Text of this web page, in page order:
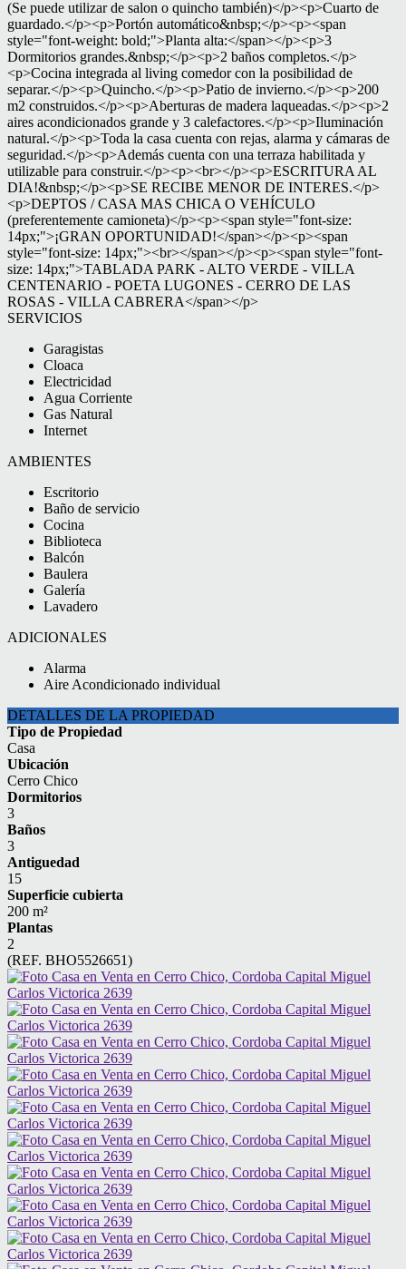
(Se puede utilizar de salon o quincho también)</p><p>Cuarto de
guardado.</p><p>Portón automático&nbsp;</p><p><span
style="font-weight: bold;">Planta alta:</span></p><p>3
Dormitorios grandes.&nbsp;</p><p>2 baños completos.</p>
<p>Cocina integrada al living comedor con la posibilidad de
separar.</p><p>Quincho.</p><p>Patio de invierno.</p><p>200
m2 construidos.</p><p>Aberturas de madera laqueadas.</p><p>2
aires acondicionados grande y 3 calefactores.</p><p>Iluminación
natural.</p><p>Toda la casa cuenta con rejas, alarma y cámaras de
seguridad.</p><p>Además cuenta con una terraza habilitada y
utilizable para construir.</p><p><br></p><p>ESCRITURA AL
DIA!&nbsp;</p><p>SE RECIBE MENOR DE INTERES.</p>
<p>DEPTOS / CASA MAS CHICA O VEHÍCULO
(preferentemente camioneta)</p><p><span style="font-size:
14px;">¡GRAN OPORTUNIDAD!</span></p><p><span
style="font-size: 14px;"><br></span></p><p><span style="font-
size: 14px;">TABLADA PARK - ALTO VERDE - VILLA
CENTENARIO - POETA LUGONES - CERRO DE LAS
ROSAS - VILLA CABRERA</span></p>
SERVICIOS
Garagistas
Cloaca
Electricidad
Agua Corriente
Gas Natural
Internet
AMBIENTES
Escritorio
Baño de servicio
Cocina
Biblioteca
Balcón
Baulera
Galería
Lavadero
ADICIONALES
Alarma
Aire Acondicionado individual
DETALLES DE LA PROPIEDAD
Tipo de Propiedad
Casa
Ubicación
Cerro Chico
Dormitorios
3
Baños
3
Antiguedad
15
Superficie cubierta
200 m²
Plantas
2
(REF. BHO5526651)